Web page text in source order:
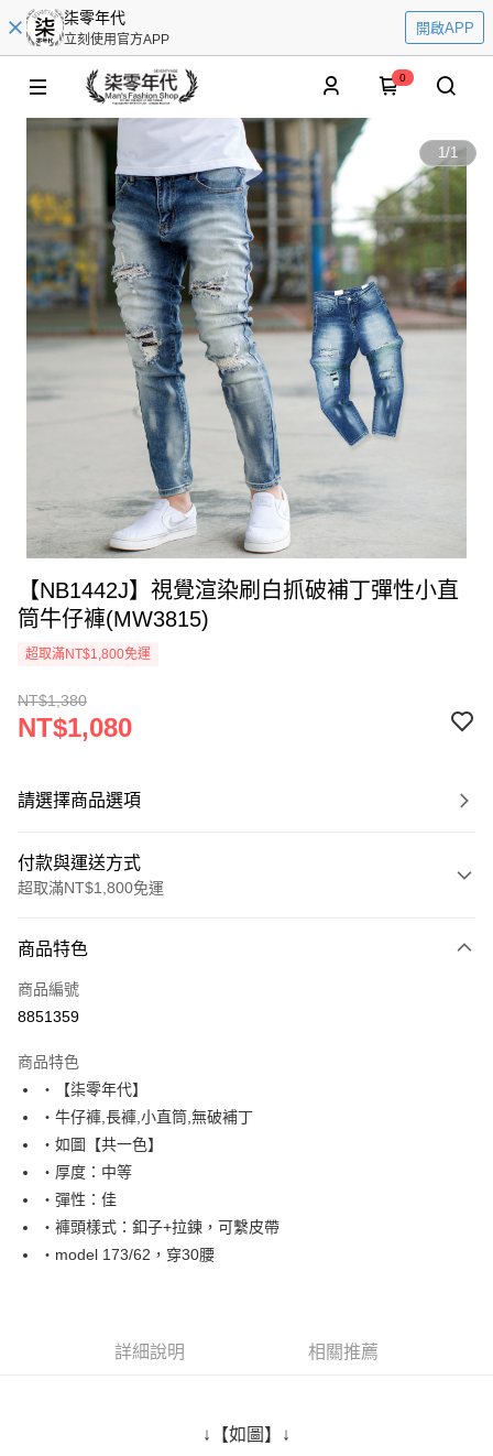
柒零年代
立刻使用官方APP
開啟APP
0
1/1
【NB1442J】視覺渲染刷白抓破補丁彈性小直
筒牛仔褲(MW3815)
超取滿NT$1,800免運
NT$1,380
NT$1,080
請選擇商品選項
付款與運送方式
超取滿NT$1,800免運
信用卡一次付款
超商取貨付款
Apple Pay
街口支付
悠遊付
Google Pay
AFTEE先享後付
１．簡單：不需註冊會員、不需綁卡、不需儲值。
【「AFTEE先享後付」結帳流程】
每筆NT$80，滿NT$1,800(含以上)免運費
商品特色
商品編號
8851359
商品特色
‧【柒零年代】
‧牛仔褲,長褲,小直筒,無破補丁
‧如圖【共一色】
‧厚度：中等
‧彈性：佳
‧褲頭樣式：釦子+拉鍊，可繫皮帶
‧model 173/62，穿30腰
詳細說明 相關推薦
↓【如圖】↓